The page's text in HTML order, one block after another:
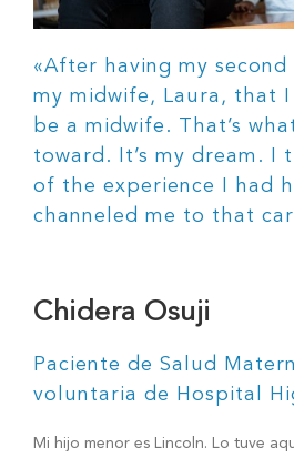
«After having my
my midwife, Laura, that
be a midwife. That’s
toward. It’s my dream. I
of the experience I had
channeled me to that
Chidera Osuji
Paciente de Salud
voluntaria de Hospital
Mi hijo menor es Lincoln. Lo tuve